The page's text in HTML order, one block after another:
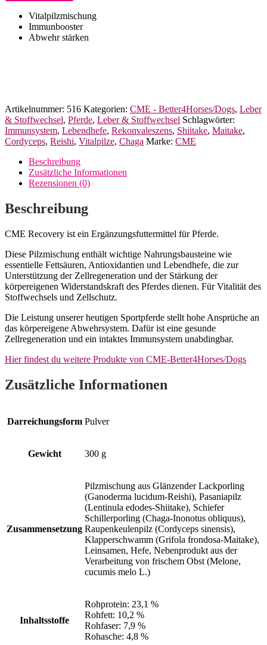
Pferde
Better4Horses
Vitalpilzmischung
Immunbooster
Abwehr stärken
Artikelnummer: 516 Kategorien: CME - Better4Horses/Dogs, Leber
& Stoffwechsel, Pferde, Leber & Stoffwechsel Schlagwörter:
Immunsystem, Lebendhefe, Rekonvaleszens, Shiitake, Maitake,
Cordyceps, Reishi, Vitalpilze, Chaga Marke: CME
Beschreibung
Zusätzliche Informationen
Rezensionen (0)
Beschreibung
CME Recovery ist ein Ergänzungsfuttermittel für Pferde.
Diese Pilzmischung enthält wichtige Nahrungsbausteine wie
essentielle Fettsäuren, Antioxidantien und Lebendhefe, die zur
Unterstützung der Zellregeneration und der Stärkung der
körpereigenen Widerstandskraft des Pferdes dienen. Für Vitalität des
Stoffwechsels und Zellschutz.
Die Leistung unserer heutigen Sportpferde stellt hohe Ansprüche an
das körpereigene Abwehrsystem. Dafür ist eine gesunde
Zellregeneration und ein intaktes Immunsystem unabdingbar.
Hier findest du weitere Produkte von CME-Better4Horses/Dogs
Zusätzliche Informationen
Darreichungsform Pulver
Gewicht 300 g
Zusammensetzung
Pilzmischung aus Glänzender Lackporling
(Ganoderma lucidum-Reishi), Pasaniapilz
(Lentinula edodes-Shiitake), Schiefer
Schillerporling (Chaga-Inonotus obliquus),
Raupenkeulenpilz (Cordyceps sinensis),
Klapperschwamm (Grifola frondosa-Maitake),
Leinsamen, Hefe, Nebenprodukt aus der
Verarbeitung von frischem Obst (Melone,
cucumis melo L.)
Inhaltsstoffe
Rohprotein: 23,1 %
Rohfett: 10,2 %
Rohfaser: 7,9 %
Rohasche: 4,8 %